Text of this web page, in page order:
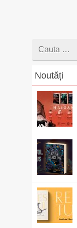
Cauta
Noutăți